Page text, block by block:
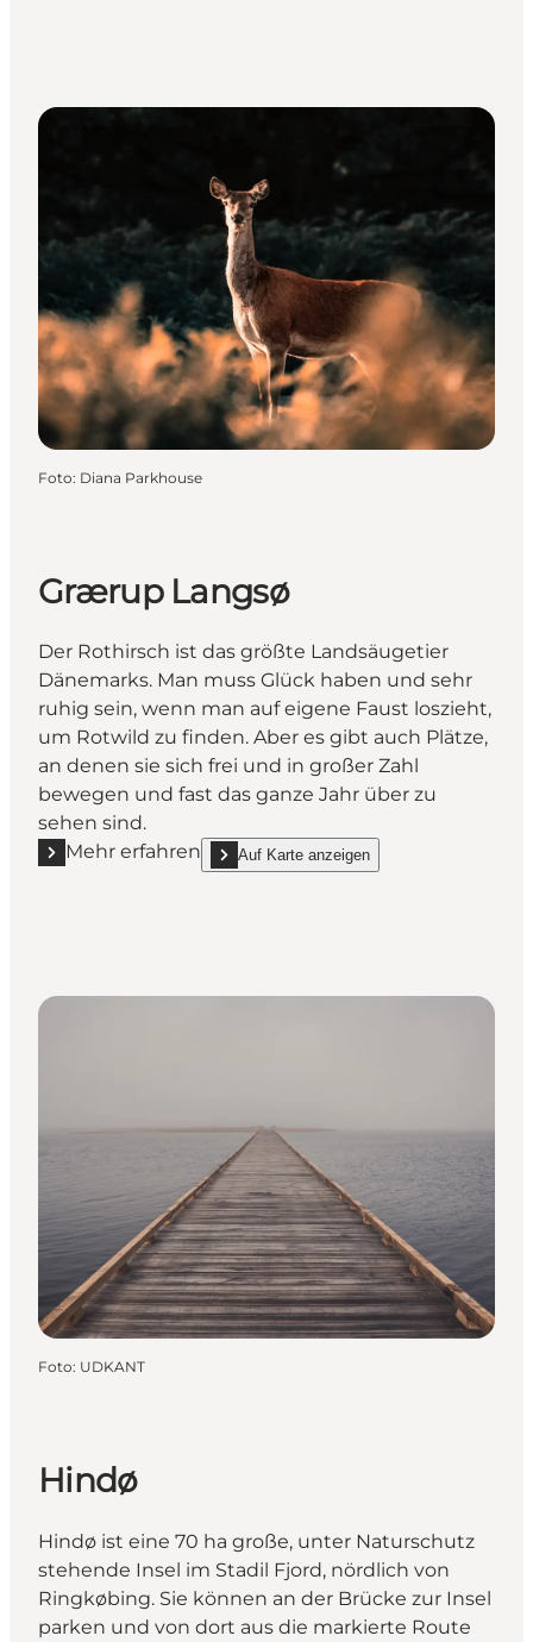
Foto: Diana Parkhouse
Grærup Langsø
Der Rothirsch ist das größte Landsäugetier
Dänemarks. Man muss Glück haben und sehr
ruhig sein, wenn man auf eigene Faust loszieht,
um Rotwild zu finden. Aber es gibt auch Plätze,
an denen sie sich frei und in großer Zahl
bewegen und fast das ganze Jahr über zu
sehen sind.
Mehr erfahren
Mehr erfahren "Grærup Langsø"
Auf Karte anzeigen
show Grærup Langsø on_map
Foto: UDKANT
Hindø
Hindø ist eine 70 ha große, unter Naturschutz
stehende Insel im Stadil Fjord, nördlich von
Ringkøbing. Sie können an der Brücke zur Insel
parken und von dort aus die markierte Route